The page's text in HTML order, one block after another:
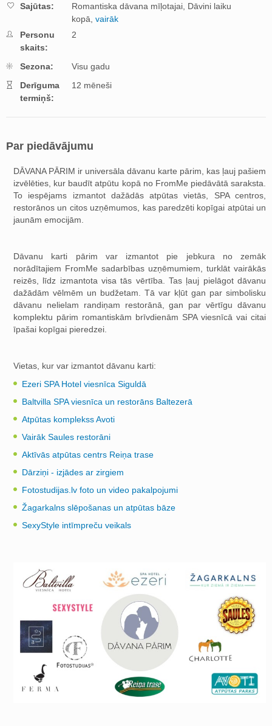
Sajūtas:
Romantiska dāvana mīļotajai, Dāvini laiku
kopā, vairāk
Personu
skaits:
2
Sezona:
Visu gadu
Derīguma
termiņš:
12 mēneši
Par piedāvājumu
DĀVANA PĀRIM ir universāla dāvanu karte pārim, kas ļauj pašiem
izvēlēties, kur baudīt atpūtu kopā no FromMe piedāvātā saraksta.
To iespējams izmantot dažādās atpūtas vietās, SPA centros,
restorānos un citos uzņēmumos, kas paredzēti kopīgai atpūtai un
jaunām emocijām.
Dāvanu karti pārim var izmantot pie jebkura no zemāk
norādītajiem FromMe sadarbības uzņēmumiem, turklāt vairākās
reizēs, līdz izmantota visa tās vērtība. Tas ļauj pielāgot dāvanu
dažādām vēlmēm un budžetam. Tā var kļūt gan par simbolisku
dāvanu nelielam randiņam restorānā, gan par vērtīgu dāvanu
komplektu pārim romantiskām brīvdienām SPA viesnīcā vai citai
īpašai kopīgai pieredzei.
Vietas, kur var izmantot dāvanu karti:
Ezeri SPA Hotel viesnīca Siguldā
Baltvilla SPA viesnīca un restorāns Baltezerā
Atpūtas komplekss Avoti
Vairāk Saules restorāni
Aktīvās atpūtas centrs Reiņa trase
Dārziņi - izjādes ar zirgiem
Fotostudijas.lv foto un video pakalpojumi
Žagarkalns slēpošanas un atpūtas bāze
SexyStyle intīmpreču veikals